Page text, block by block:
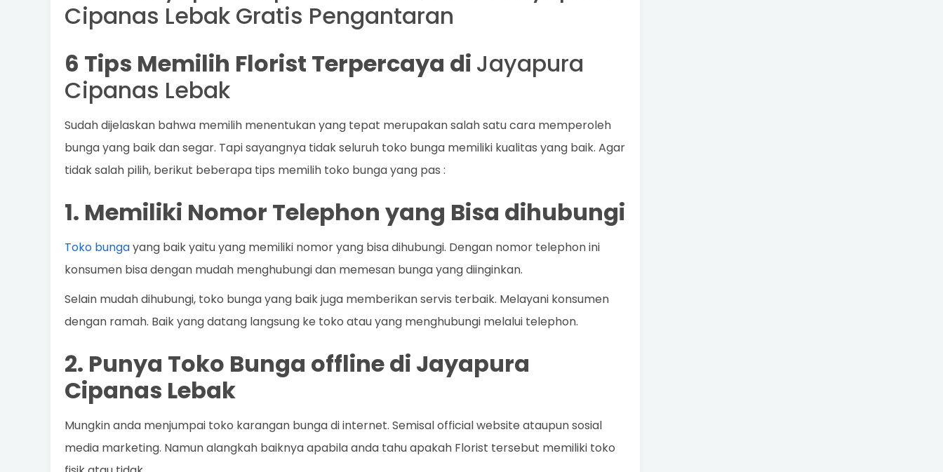
Cipanas Lebak Gratis Pengantaran
6 Tips Memilih Florist Terpercaya di Jayapura
Cipanas Lebak
Sudah dijelaskan bahwa memilih menentukan yang tepat merupakan salah satu cara memperoleh
bunga yang baik dan segar. Tapi sayangnya tidak seluruh toko bunga memiliki kualitas yang baik. Agar
tidak salah pilih, berikut beberapa tips memilih toko bunga yang pas :
1. Memiliki Nomor Telephon yang Bisa dihubungi
Toko bungayang baik yaitu yang memiliki nomor yang bisa dihubungi. Dengan nomor telephon ini
konsumen bisa dengan mudah menghubungi dan memesan bunga yang diinginkan.
Selain mudah dihubungi, toko bunga yang baik juga memberikan servis terbaik. Melayani konsumen
dengan ramah. Baik yang datang langsung ke toko atau yang menghubungi melalui telephon.
2. Punya Toko Bunga offline di Jayapura
Cipanas Lebak
Mungkin anda menjumpai toko karangan bunga di internet. Semisal official website ataupun sosial
media marketing. Namun alangkah baiknya apabila anda tahu apakah Florist tersebut memiliki toko